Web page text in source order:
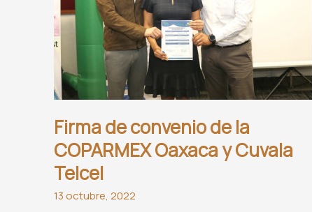
Firma de convenio de la
COPARMEX Oaxaca y Cuvala
Telcel
13 octubre, 2022